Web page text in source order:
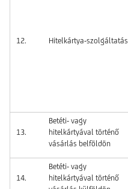
12. Hitelkártya-szolgáltatás
13.
Betéti- vagy
hitelkártyával történő
vásárlás belföldön
14.
Betéti- vagy
hitelkártyával történő